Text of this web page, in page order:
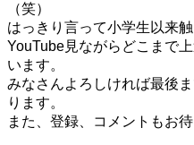
（笑）
はっきり言って小学生以来
YouTube見ながらどこまで
います。
みなさんよろしければ最後
ります。
また、登録、コメントもお